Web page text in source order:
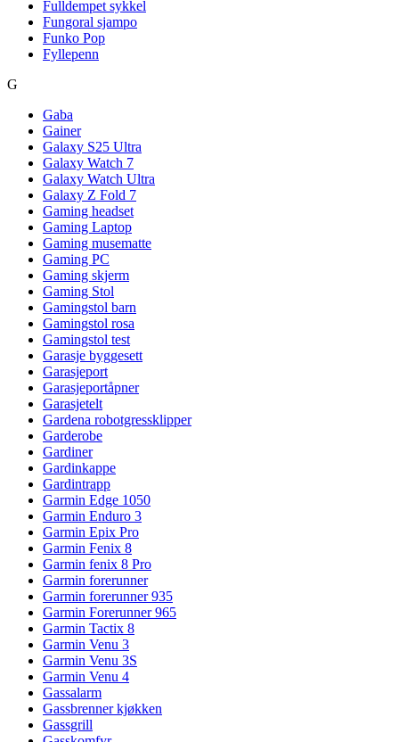
Fulldempet sykkel
Fungoral sjampo
Funko Pop
Fyllepenn
G
Gaba
Gainer
Galaxy S25 Ultra
Galaxy Watch 7
Galaxy Watch Ultra
Galaxy Z Fold 7
Gaming headset
Gaming Laptop
Gaming musematte
Gaming PC
Gaming skjerm
Gaming Stol
Gamingstol barn
Gamingstol rosa
Gamingstol test
Garasje byggesett
Garasjeport
Garasjeportåpner
Garasjetelt
Gardena robotgressklipper
Garderobe
Gardiner
Gardinkappe
Gardintrapp
Garmin Edge 1050
Garmin Enduro 3
Garmin Epix Pro
Garmin Fenix 8
Garmin fenix 8 Pro
Garmin forerunner
Garmin forerunner 935
Garmin Forerunner 965
Garmin Tactix 8
Garmin Venu 3
Garmin Venu 3S
Garmin Venu 4
Gassalarm
Gassbrenner kjøkken
Gassgrill